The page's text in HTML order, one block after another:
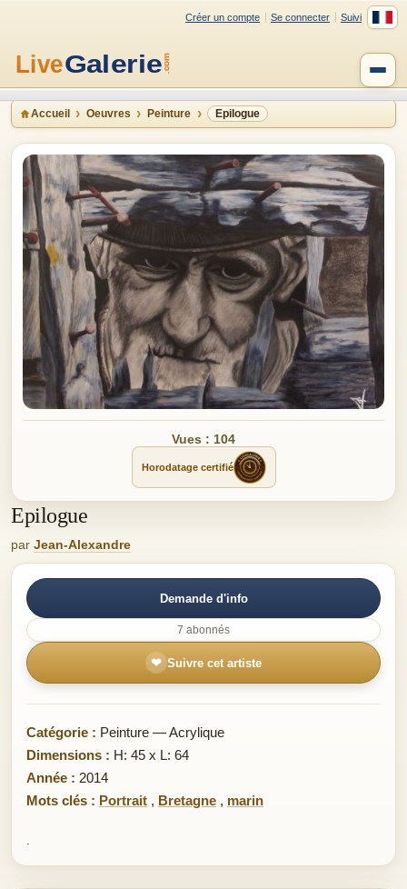
Créer un compte Se connecter Suivi
Accueil Oeuvres Peinture Epilogue
Vues : 104
Horodatage certifié
Epilogue
par Jean-Alexandre
Demande d'info
7 abonnés
❤ Suivre cet artiste
Catégorie : Peinture — Acrylique
Dimensions : H: 45 x L: 64
Année : 2014
Mots clés : Portrait , Bretagne , marin
.